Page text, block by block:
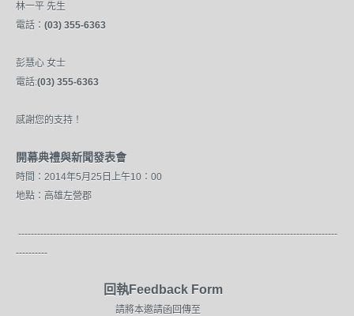
林一平 先生
電話： (03) 355-6363
彭慧心 女士
電話:(03) 355-6363
感謝您的支持！
開幕典禮與新聞發表會
時間：2014年5月25日上午10：00
地點： 高雄左營郡
-----------------------------------------------------------------------------------------------------
----------
回執Feedback Form
請將本邀請函回傳至